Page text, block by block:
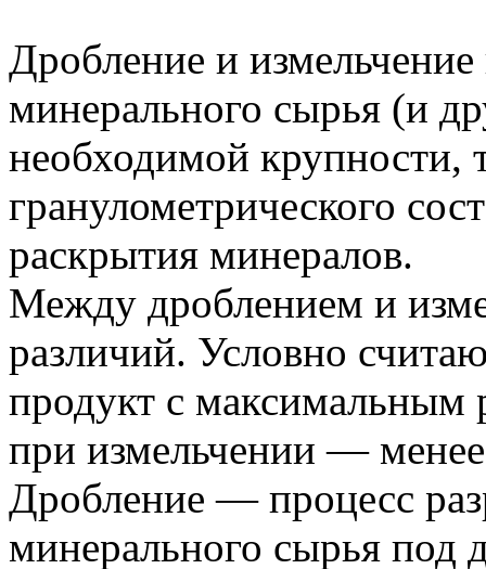
Дробление и
минерального сырья (и
необходимой крупности,
гранулометрического
раскрытия минералов.
Между дроблением и
различий. Условно
продукт с максимальным
при измельчении —
Дробление — процесс
минерального сырья под